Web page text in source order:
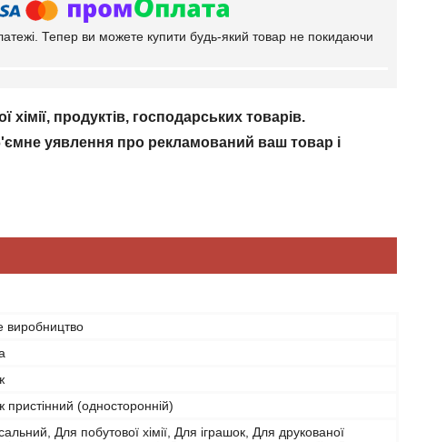
Тепер ви можете купити будь-який товар не покидаючи
продуктів, господарських товарів.
уявлення про рекламований ваш товар і
виробництво
пристінний (односторонній)
Для побутової хімії, Для іграшок, Для друкованої